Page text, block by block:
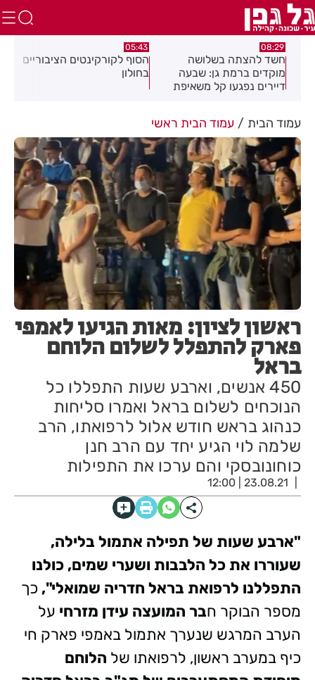
08:29
חשד להצתה בשלושה
מוקדים ברמת גן: שבעה
דיירים נפגעו קל משאיפת
05:43
הסוף לקורקינטים הציבוריים
בחולון
עמוד הבית עמוד הבית ראשי
ראשון לציון: מאות הגיעו לאמפי
פארק להתפלל לשלום הלוחם
בראל
450 אנשים, וארבע שעות התפללו כל
הנוכחים לשלום בראל ואמרו סליחות
כנהוג בראש חודש אלול לרפואתו, הרב
שלמה לוי הגיע יחד עם הרב חנן
כוחונובסקי והם ערכו את התפילות
23.08.21 | 12:00
"ארבע שעות של תפילה אתמול בלילה,
שעוררו את כל הלבבות ושערי שמים, כולנו
התפללנו לרפואת בראל חדריה שמואלי", כך
מספר הבוקר חבר המועצה עידן מזרחי על
הערב המרגש שנערך אתמול באמפי פארק חי
כיף במערב ראשון, לרפואתו של הלוחם